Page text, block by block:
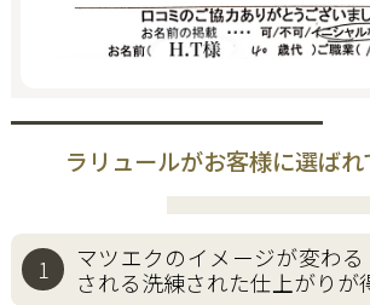
ラリュールがお客様に選ば
1 マツエクのイメージが変わる
される洗練された仕上がりが